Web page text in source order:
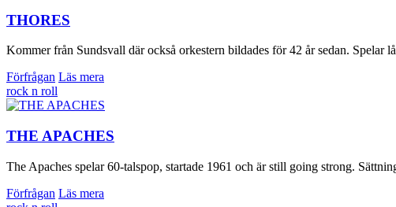
THORES
Kommer från Sundsvall där också orkestern bildades för 42 år sedan.
Förfrågan Läs mera
rock n roll
THE APACHES
The Apaches spelar 60-talspop, startade 1961 och är still going strong.
Förfrågan Läs mera